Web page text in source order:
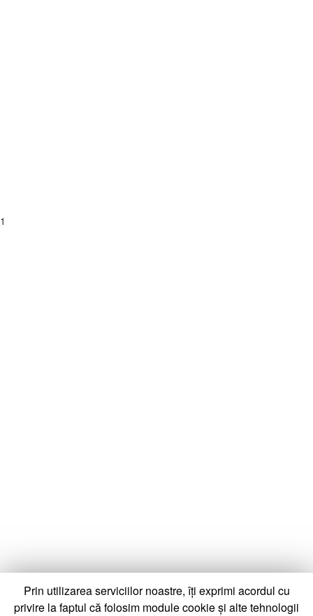
Prin utilizarea serviciilor noastre, îți exprimi acordul cu
privire la faptul că folosim module cookie și alte tehnologii
1